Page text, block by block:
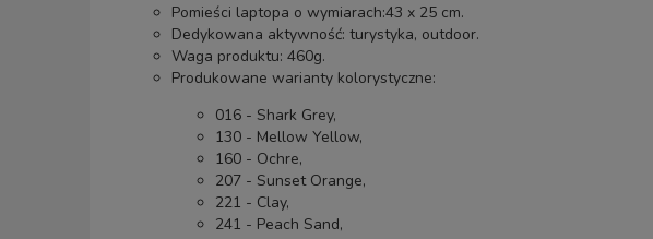
Pomieści laptopa o wymiarach:43 x 25 cm.
Dedykowana aktywność: turystyka, outdoor.
Waga produktu: 460g.
Produkowane warianty kolorystyczne:
016 - Shark Grey,
130 - Mellow Yellow,
160 - Ochre,
207 - Sunset Orange,
221 - Clay,
241 - Peach Sand,